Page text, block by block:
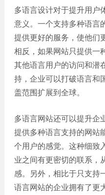
建设
教育
培训
网站
建设
多语言设计对于提升用户
意义。一个支持多种语言
提供更好的服务，使他们
相反，如果网站只提供一
其他语言用户的访问和潜
持，企业可以打破语言和
盖范围扩展到全球。
多语言网站还可以提升企
提供多种语言支持的网站
个用户的感觉。这种细致
业之间有更密切的联系，
感。另外，相比于只支持
语言网站的企业拥有了更